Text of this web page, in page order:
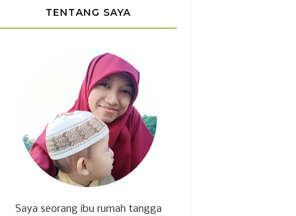
TENTANG SAYA
Saya seorang ibu rumah tangga